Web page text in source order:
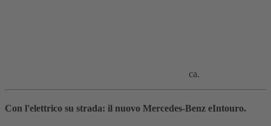
ca.
Con l'elettrico su strada: il nuovo Mercedes-Benz eIntouro.